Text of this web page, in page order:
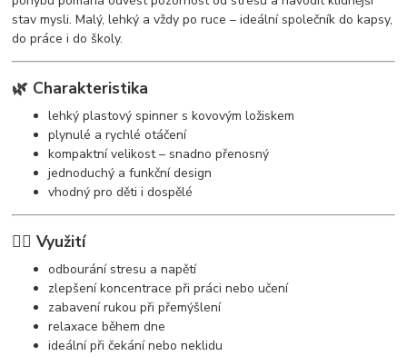
stav mysli. Malý, lehký a vždy po ruce – ideální společník do kapsy,
do práce i do školy.
🌿 Charakteristika
lehký plastový spinner s kovovým ložiskem
plynulé a rychlé otáčení
kompaktní velikost – snadno přenosný
jednoduchý a funkční design
vhodný pro děti i dospělé
🧘‍♀️ Využití
odbourání stresu a napětí
zlepšení koncentrace při práci nebo učení
zabavení rukou při přemýšlení
relaxace během dne
ideální při čekání nebo neklidu